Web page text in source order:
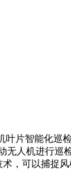
片智能化巡
无人机进行巡
，可以捕捉